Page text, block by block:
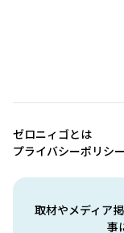
取材やメディア
事
ゼロニィゴとは
プライバシーポリシー